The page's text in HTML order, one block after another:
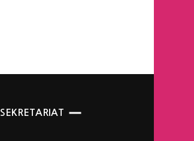
SEKRETARIAT